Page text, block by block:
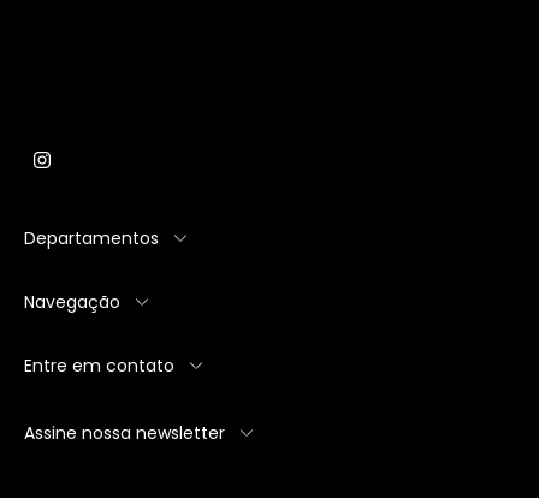
Departamentos
Navegação
Entre em contato
Assine nossa newsletter